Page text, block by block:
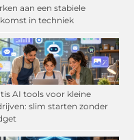
aan een stabiele
in techniek
AI tools voor kleine
slim starten zonder